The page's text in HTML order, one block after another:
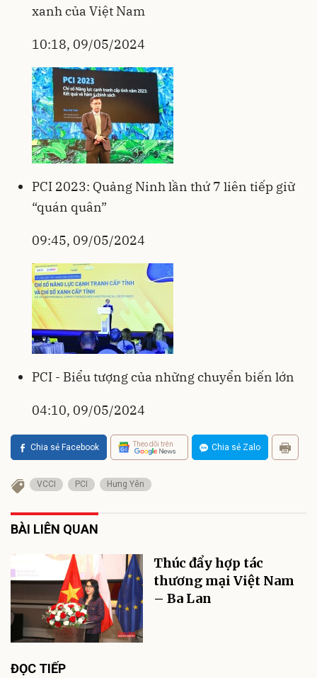
xanh của Việt Nam
10:18, 09/05/2024
PCI 2023: Quảng Ninh lần thứ 7 liên tiếp giữ
“quán quân”
09:45, 09/05/2024
PCI - Biểu tượng của những chuyển biến lớn
04:10, 09/05/2024
Chia sẻ Facebook Theo dõi trên Chia sẻ Zalo
VCCI PCI Hưng Yên
BÀI LIÊN QUAN
Thúc đẩy hợp tác
thương mại Việt Nam
– Ba Lan
ĐỌC TIẾP